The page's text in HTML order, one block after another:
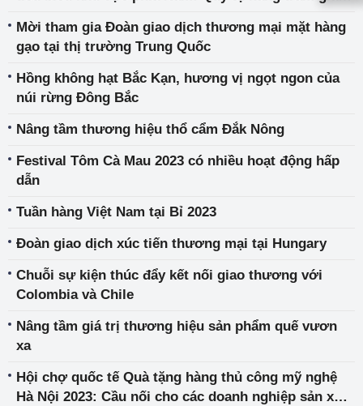
Mời tham gia Đoàn giao dịch thương mại mặt hàng
gạo tại thị trường Trung Quốc
Hồng không hạt Bắc Kạn, hương vị ngọt ngon của
núi rừng Đông Bắc
Nâng tầm thương hiệu thổ cẩm Đắk Nông
Festival Tôm Cà Mau 2023 có nhiều hoạt động hấp
dẫn
Tuần hàng Việt Nam tại Bỉ 2023
Đoàn giao dịch xúc tiến thương mại tại Hungary
Chuỗi sự kiện thúc đẩy kết nối giao thương với
Colombia và Chile
Nâng tầm giá trị thương hiệu sản phẩm quế vươn
xa
Hội chợ quốc tế Quà tặng hàng thủ công mỹ nghệ
Hà Nội 2023: Cầu nối cho các doanh nghiệp sản xuất